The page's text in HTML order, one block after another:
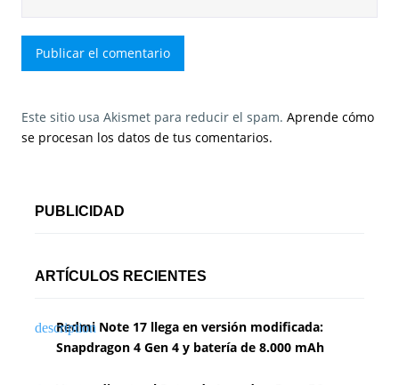
Este sitio usa Akismet para reducir el spam. Aprende cómo
se procesan los datos de tus comentarios.
PUBLICIDAD
ARTÍCULOS RECIENTES
Redmi Note 17 llega en versión modificada:
Snapdragon 4 Gen 4 y batería de 8.000 mAh